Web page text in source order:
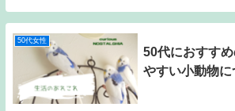
50代女性
50代におすす
やすい小動物